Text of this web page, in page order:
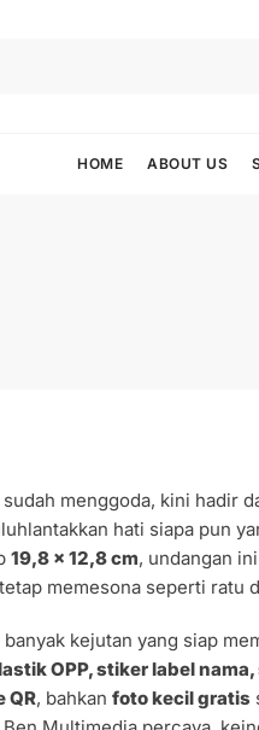
HOME ABOUT US
menggoda, kini
hati siapa pun
19,8 x 12,8 cm, undangan
memesona seperti ratu
kejutan yang siap
OPP, stiker label
QR, bahkan foto kecil gratis